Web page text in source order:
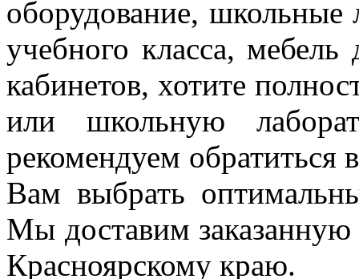
оборудование, школьные
учебного класса,
кабинетов, хотите
или школьную
рекомендуем
Вам выбрать
Мы доставим
Красноярскому краю.